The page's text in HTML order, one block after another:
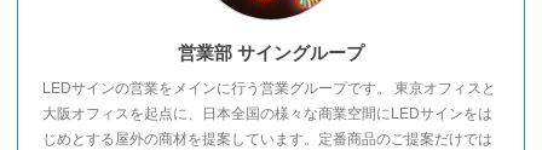
営業部 サイングループ
LEDサインの営業をメインに行う営業グループです。 東京オフィスと
大阪オフィスを起点に、日本全国の様々な商業空間にLEDサインをは
じめとする屋外の商材を提案しています。定番商品のご提案だけでは